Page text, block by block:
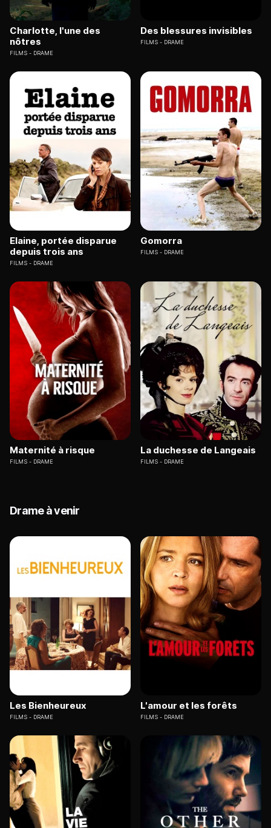
Charlotte, l'une des
nôtres
FILMS DRAME
Des blessures invisibles
FILMS DRAME
Elaine, portée disparue
depuis trois ans
FILMS DRAME
Gomorra
FILMS DRAME
Maternité à risque
FILMS DRAME
La duchesse de Langeais
FILMS DRAME
Drame à venir
Les Bienheureux
FILMS DRAME
L'amour et les forêts
FILMS DRAME